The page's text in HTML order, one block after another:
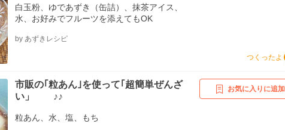
白玉粉、ゆであずき（缶詰）、抹茶アイス、
水、お好みでフルーツを添えてもOK
by あずきレシピ
つくったよ
市販の｢粒あん｣を使って｢超簡単ぜんざ
い」 ♪♪
粒あん、水、塩、もち
お気に入りに追加